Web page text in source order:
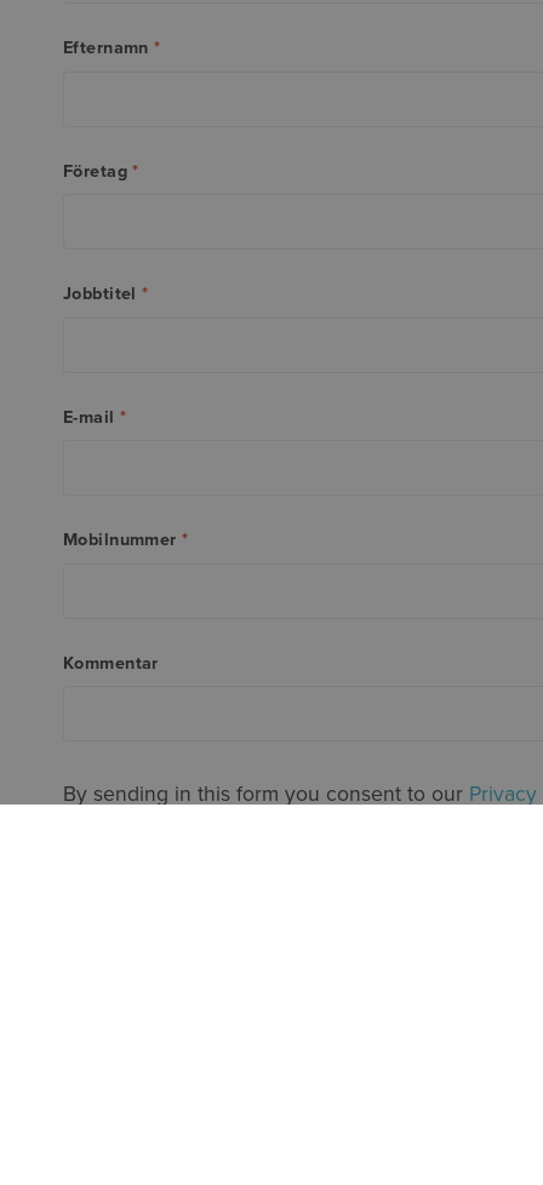
Efternamn *
Företag *
Jobbtitel *
E-mail *
Mobilnummer *
Kommentar
By sending in this form you consent to our